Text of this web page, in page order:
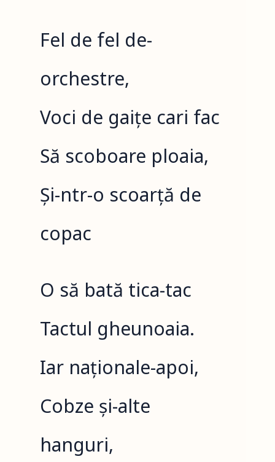
Fel de fel de-
orchestre,
Voci de gaițe cari fac
Să scoboare ploaia,
Și-ntr-o scoarță de
copac
O să bată tica-tac
Tactul gheunoaia.
Iar naționale-apoi,
Cobze și-alte
hanguri,